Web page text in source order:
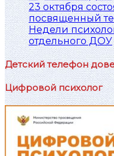
23 октября
посвященный
Недели
отдельного ДОУ
Детский телефон
Цифровой психолог